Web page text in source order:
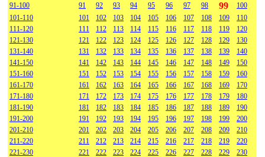
91-100
91 92 93 94 95 96 97 98 99
100
101-110
101 102 103 104 105 106 107 108 109
110
111-120
111 112 113 114 115 116 117 118 119
120
121-130
121 122 123 124 125 126 127 128 129
130
131-140
131 132 133 134 135 136 137 138 139
140
141-150
141 142 143 144 145 146 147 148 149
150
151-160
151 152 153 154 155 156 157 158 159
160
161-170
161 162 163 164 165 166 167 168 169
170
171-180
171 172 173 174 175 176 177 178 179
180
181-190
181 182 183 184 185 186 187 188 189
190
191-200
191 192 193 194 195 196 197 198 199
200
201-210
201 202 203 204 205 206 207 208 209
210
211-220
211 212 213 214 215 216 217 218 219
220
221-230
221 222 223 224 225 226 227 228 229
230